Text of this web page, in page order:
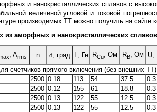
и нанокристаллических сплавов с
величиной угловой и токовой
производимых ТТ можно получить на сайте
из аморфных и нанокристаллических
, Arms n d, град L, Гн RCu, Ом RB, Ом U,
счетчиков прямого включения (без внешних ТТ)
2500 0.18 113 54 37.5 0.3
2500 0.12 155 61 18.8 0.3
2500 0.13 122 55 12.5 0.3
2500 0.13 122 55 12.5 0.3